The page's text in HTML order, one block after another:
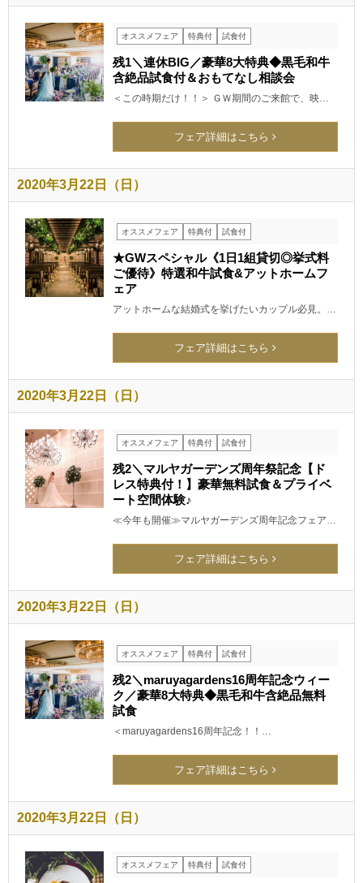
オススメフェア 特典付 試食付
残1＼連休BIG／豪華8大特典◆黒毛和牛
含絶品試食付＆おもてなし相談会
＜この時期だけ！！＞ ＧＷ期間のご来館で、映…
フェア詳細はこちら
2020年3月22日（日）
オススメフェア 特典付 試食付
★GWスペシャル《1日1組貸切◎挙式料
ご優待》特選和牛試食&アットホームフ
ェア
アットホームな結婚式を挙げたいカップル必見。…
フェア詳細はこちら
2020年3月22日（日）
オススメフェア 特典付 試食付
残2＼マルヤガーデンズ周年祭記念【ド
レス特典付！】豪華無料試食＆プライベ
ート空間体験♪
≪今年も開催≫マルヤガーデンズ周年記念フェア…
フェア詳細はこちら
2020年3月22日（日）
オススメフェア 特典付 試食付
残2＼maruyagardens16周年記念ウィー
ク／豪華8大特典◆黒毛和牛含絶品無料
試食
＜maruyagardens16周年記念！！…
フェア詳細はこちら
2020年3月22日（日）
オススメフェア 特典付 試食付